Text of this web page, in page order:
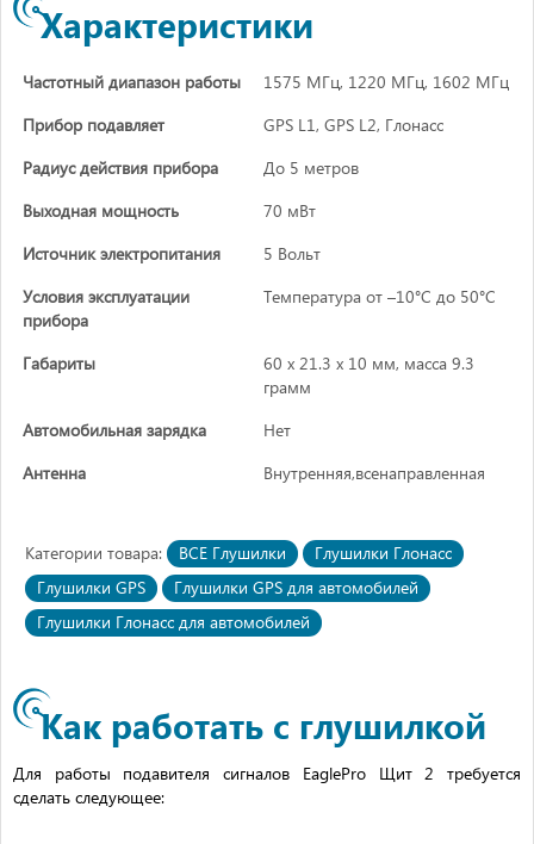
Характеристики
Частотный диапазон работы
1575 МГц, 1220 МГц, 1602 МГц
Прибор подавляет
GPS L1, GPS L2, Глонасс
Радиус действия прибора
До 5 метров
Выходная мощность
70 мВт
Источник электропитания
5 Вольт
Условия эксплуатации
прибора
Температура от –10°C до 50°C
Габариты
60 х 21.3 х 10 мм, масса 9.3
грамм
Автомобильная зарядка
Нет
Антенна
Внутренняя,всенаправленная
Категории товара: ВСЕ Глушилки
Глушилки Глонасс
Глушилки GPS
Глушилки GPS для автомобилей
Глушилки Глонасс для автомобилей
Как работать с глушилкой
Для работы подавителя сигналов EaglePro Щит 2 требуется
сделать следующее: